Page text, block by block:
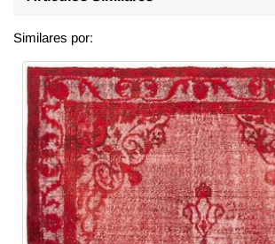
Similares por: